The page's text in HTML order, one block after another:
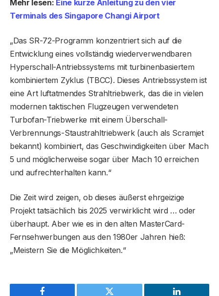
Mehr lesen: Eine kurze Anleitung zu den vier
Terminals des Singapore Changi Airport
„Das SR-72-Programm konzentriert sich auf die
Entwicklung eines vollständig wiederverwendbaren
Hyperschall-Antriebssystems mit turbinenbasiertem
kombiniertem Zyklus (TBCC). Dieses Antriebssystem ist
eine Art luftatmendes Strahltriebwerk, das die in vielen
modernen taktischen Flugzeugen verwendeten
Turbofan-Triebwerke mit einem Überschall-
Verbrennungs-Staustrahltriebwerk (auch als Scramjet
bekannt) kombiniert, das Geschwindigkeiten über Mach
5 und möglicherweise sogar über Mach 10 erreichen
und aufrechterhalten kann.“
Die Zeit wird zeigen, ob dieses äußerst ehrgeizige
Projekt tatsächlich bis 2025 verwirklicht wird … oder
überhaupt. Aber wie es in den alten MasterCard-
Fernsehwerbungen aus den 1980er Jahren hieß:
„Meistern Sie die Möglichkeiten.“